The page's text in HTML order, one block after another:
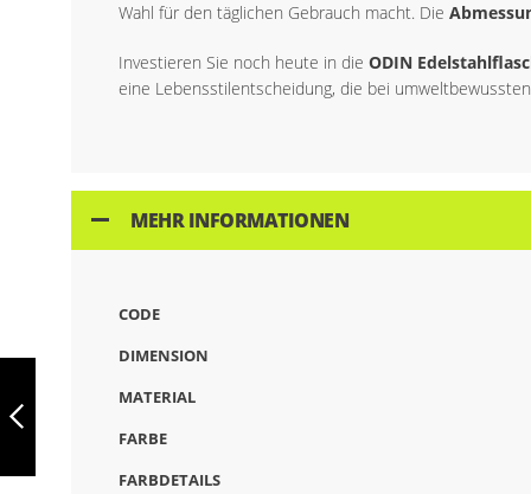
VAKUUMISOLIERTE
FLASCHE AUS
EDELSTAHL (36 %
RECYCELT) 570
Wahl für den täglichen Gebrauch macht. Die
Investieren Sie noch heute in die ODIN
eine Lebensstilentscheidung, die bei
MEHR INFORMATIONEN
CODE
DIMENSION
MATERIAL
FARBE
FARBDETAILS